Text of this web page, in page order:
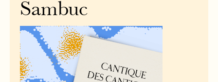
Sambuc